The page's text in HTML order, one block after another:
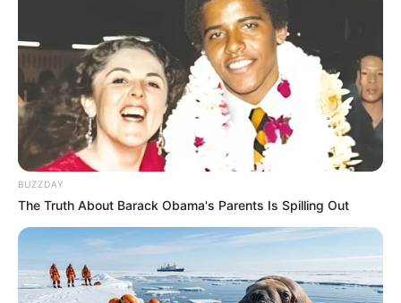
BUZZDAY
The Truth About Barack Obama's Parents Is Spilling Out